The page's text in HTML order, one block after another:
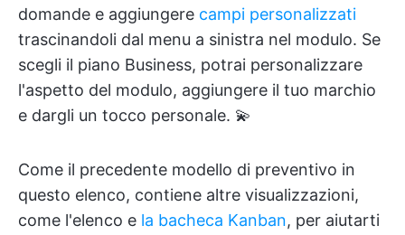
domande e aggiungere campi personalizzati
trascinandoli dal menu a sinistra nel modulo. Se
scegli il piano Business, potrai personalizzare
l'aspetto del modulo, aggiungere il tuo marchio
e dargli un tocco personale. 💫
Come il precedente modello di preventivo in
questo elenco, contiene altre visualizzazioni,
come l'elenco e la bacheca Kanban, per aiutarti